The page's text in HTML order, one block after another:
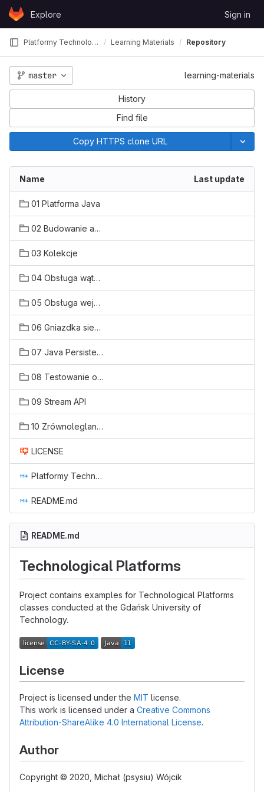
Skip to content
GitLabExplore Sign in
Platformy Technologiczne Learning Materials Repository
master learning-materials
History
Find file
Copy HTTPS clone URL
Name Last update
01 Platforma Java
02 Budowanie aplikacji
03 Kolekcje
04 Obsługa wątków
05 Obsługa wejścia wyjścia
06 Gniazdka sieciowe
07 Java Persistence API
08 Testowanie oprogramowania
09 Stream API
10 Zrównoleglanie operacji
LICENSE
Platformy Technologiczne.md
README.md
README.md
Technological Platforms
Project contains examples for Technological Platforms
classes conducted at the Gdańsk University of
Technology.
License
Project is licensed under the MIT license.
This work is licensed under a Creative Commons
Attribution-ShareAlike 4.0 International License.
Author
Copyright © 2020, Michał (psysiu) Wójcik